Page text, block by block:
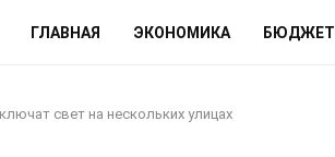
ГЛАВНАЯ ЭКОНОМИКА БЮДЖЕТ
свет на нескольких улицах